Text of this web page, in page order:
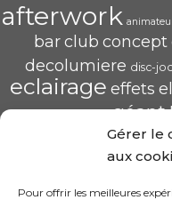
Gérer le
aux
Pour offrir les meilleures
afterwork
barclub concept
decolumiere disc-
eclairage effets
groupegéant
mariagemise